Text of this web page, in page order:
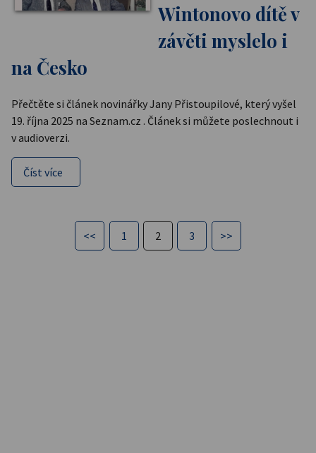
Wintonovo dítě v
závěti myslelo i
na Česko
Přečtěte si článek novinářky Jany Přistoupilové, který vyšel
19. října 2025 na Seznam.cz . Článek si můžete poslechnout i
v audioverzi.
Číst více
<< 1 2 3 >>